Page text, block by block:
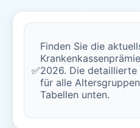
✅
Finden Sie die
2026. Die
für alle
Tabellen unten.